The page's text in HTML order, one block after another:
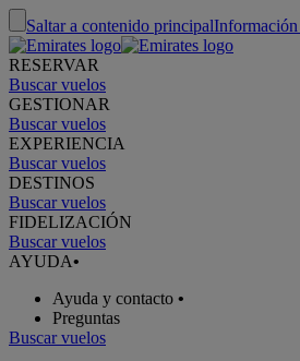
Saltar a contenido principalInformación
RESERVAR
Buscar vuelos
GESTIONAR
Buscar vuelos
EXPERIENCIA
Buscar vuelos
DESTINOS
Buscar vuelos
FIDELIZACIÓN
Buscar vuelos
AYUDA•
Ayuda y contacto •
Preguntas
Buscar vuelos